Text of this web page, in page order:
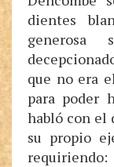
dientes
generosa
que no era
para poder
habló con el
su propio
requiriendo: